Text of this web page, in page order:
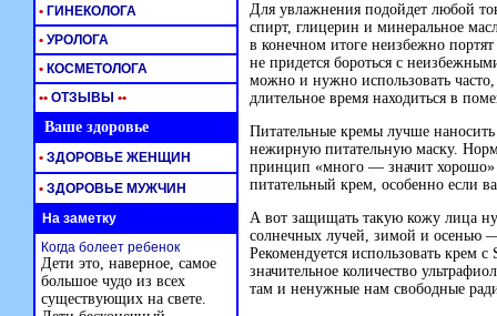
Для увлажнения подойдет любой
спирт, глицерин и минеральное
в конечном итоге неизбежно
не придется бороться с
можно и нужно использовать
длительное время находиться в
Питательные кремы лучше
нежирную питательную маску.
принцип «много — значит хорошо»
питательный крем, особенно если
А вот защищать такую кожу лица
солнечных лучей, зимой и осенью
Рекомендуется использовать крем
значительное количество
там и ненужные нам свободные
• ГИНЕКОЛОГА
• УРОЛОГА
• КОСМЕТОЛОГА
•• ОТЗЫВЫ ••
Ваше здоровье
• ЗДОРОВЬЕ ЖЕНЩИН
• ЗДОРОВЬЕ МУЖЧИН
На заметку
Когда болеет ребенок
Дети это, наверное, самое
большое чудо из всех
существующих на свете.